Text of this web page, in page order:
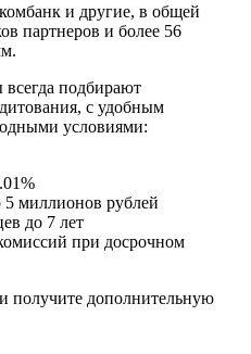
и другие, в общей
партнеров и более 56
подбирают
с удобным
условиями:
5 миллионов рублей
до 7 лет
при досрочном
получите дополнительную